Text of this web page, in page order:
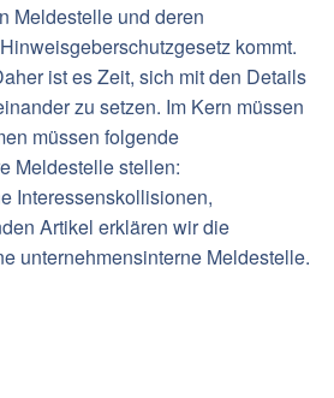
Meldestelle und deren
kommt.
ist es Zeit, sich mit den Details
zu setzen. Im Kern müssen
müssen folgende
Meldestelle stellen:
Interessenskollisionen,
Artikel erklären wir die
unternehmensinterne Meldestelle.